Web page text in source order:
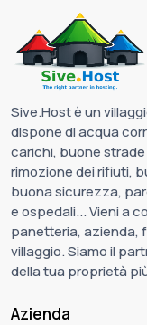
Sive.Host è un
dispone di acqua
carichi, buone
rimozione dei rifiuti,
buona sicurezza,
e ospedali... Vieni a
panetteria, azienda,
villaggio. Siamo il
della tua proprietà
Azienda